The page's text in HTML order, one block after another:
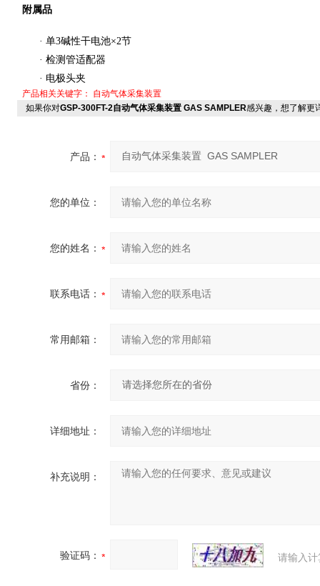
附属品
· 单3碱性干电池×2节
· 检测管适配器
· 电极头夹
产品相关关键字： 自动气体采集装置
如果你对GSP-300FT-2自动气体采集装置 GAS SAMPLER感兴趣，想了解更
产品：
您的单位：
您的姓名：
联系电话：
常用邮箱：
省份：
详细地址：
补充说明：
验证码： 请输入